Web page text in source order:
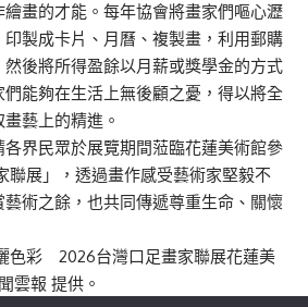
畫的才能。每年協會將畫家們嘔心瀝
製成卡片、月曆、複製畫，利用郵購
後將所得盈餘以月薪或獎學金的方式
能夠在生活上無後顧之憂，得以將全
藝上的精進。
界民眾於展覽期間蒞臨花蓮美術館參
聯展」，透過畫作感受藝術家堅毅不
術之餘，也共同傳遞尊重生命、關懷
色彩 2026台灣口足畫家聯展花蓮美
雲報 提供。